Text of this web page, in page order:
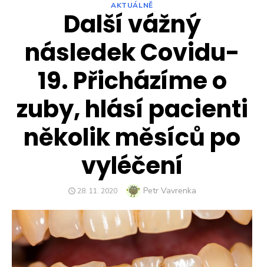
AKTUÁLNĚ
Další vážný
následek Covidu-
19. Přicházíme o
zuby, hlásí pacienti
několik měsíců po
vyléčení
POSTED
28. 11. 2020 Author
Petr Vavrenka